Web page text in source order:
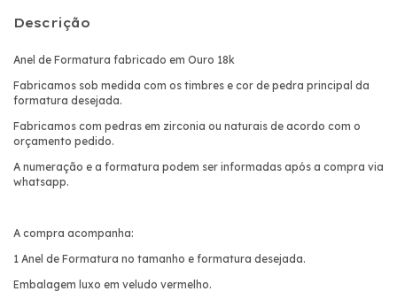
Descrição
Anel de Formatura fabricado em Ouro 18k
Fabricamos sob medida com os timbres e cor de pedra principal da
formatura desejada.
Fabricamos com pedras em zirconia ou naturais de acordo com o
orçamento pedido.
A numeração e a formatura podem ser informadas após a compra via
whatsapp.
A compra acompanha:
1 Anel de Formatura no tamanho e formatura desejada.
Embalagem luxo em veludo vermelho.